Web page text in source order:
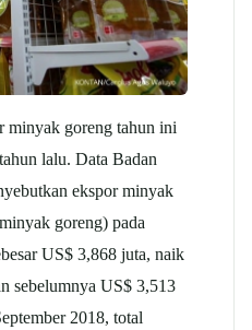
minyak goreng tahun ini
lalu. Data Badan
ekspor minyak
goreng) pada
US$ 3,868 juta, naik
sebelumnya US$ 3,513
2018, total